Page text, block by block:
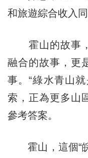
和旅遊綜合收入
霍山的故事，
融合的故事，更
事。“綠水青山
索，正為更多山
參考答案。
霍山，這個“皖